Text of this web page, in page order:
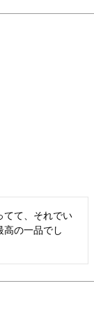
てて、それでい
高の一品でし